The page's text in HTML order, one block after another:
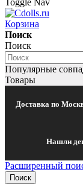
Toggle Nav
Корзина
Поиск
Поиск
Популярные
Товары
Доставка по
Нашли
Расширенный
Поиск